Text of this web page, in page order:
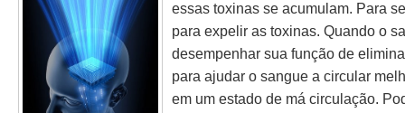
essas toxinas se acumulam. Para
para expelir as toxinas. Quando o
desempenhar sua função de
para ajudar o sangue a circular
em um estado de má circulação.